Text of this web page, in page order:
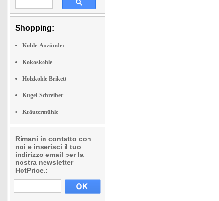
Shopping:
Kohle-Anzünder
Kokoskohle
Holzkohle Brikett
Kugel-Schreiber
Kräutermühle
Rimani in contatto con
noi e inserisci il tuo
indirizzo email per la
nostra newsletter
HotPrice.: